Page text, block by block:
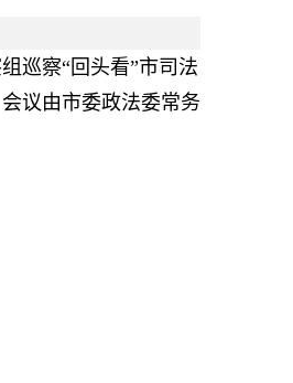
巡察“回头看”市司法
议由市委政法委常务